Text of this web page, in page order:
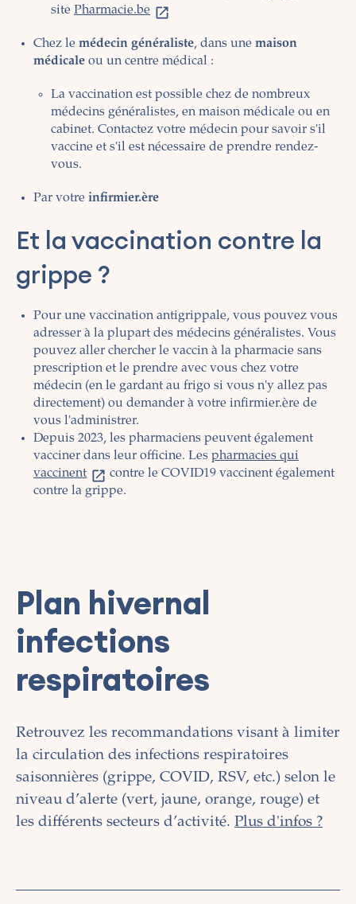
site Pharmacie.be
Chez le médecin généraliste, dans une maison
médicale ou un centre médical :
La vaccination est possible chez de nombreux
médecins généralistes, en maison médicale ou en
cabinet. Contactez votre médecin pour savoir s'il
vaccine et s'il est nécessaire de prendre rendez-
vous.
Par votre infirmier.ère
Et la vaccination contre la
grippe ?
Pour une vaccination antigrippale, vous pouvez vous
adresser à la plupart des médecins généralistes. Vous
pouvez aller chercher le vaccin à la pharmacie sans
prescription et le prendre avec vous chez votre
médecin (en le gardant au frigo si vous n'y allez pas
directement) ou demander à votre infirmier.ère de
vous l'administrer.
Depuis 2023, les pharmaciens peuvent également
vacciner dans leur officine. Les pharmacies qui
vaccinent
contre le COVID19 vaccinent également
contre la grippe.
Plan hivernal
infections
respiratoires
Retrouvez les recommandations visant à limiter
la circulation des infections respiratoires
saisonnières (grippe, COVID, RSV, etc.) selon le
niveau d’alerte (vert, jaune, orange, rouge) et
les différents secteurs d’activité. Plus d'infos ?